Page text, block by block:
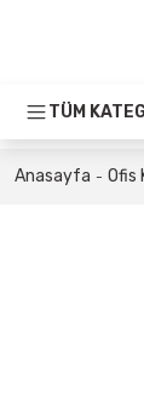
TÜM
Anasayfa Ofis